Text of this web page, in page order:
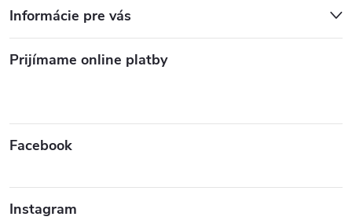
Informácie pre vás
Prijímame online platby
Facebook
Instagram